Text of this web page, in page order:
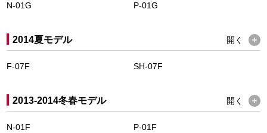
N-01G P-01G
2014夏モデル 開く
F-07F SH-07F
2013-2014冬春モデル 開く
N-01F P-01F